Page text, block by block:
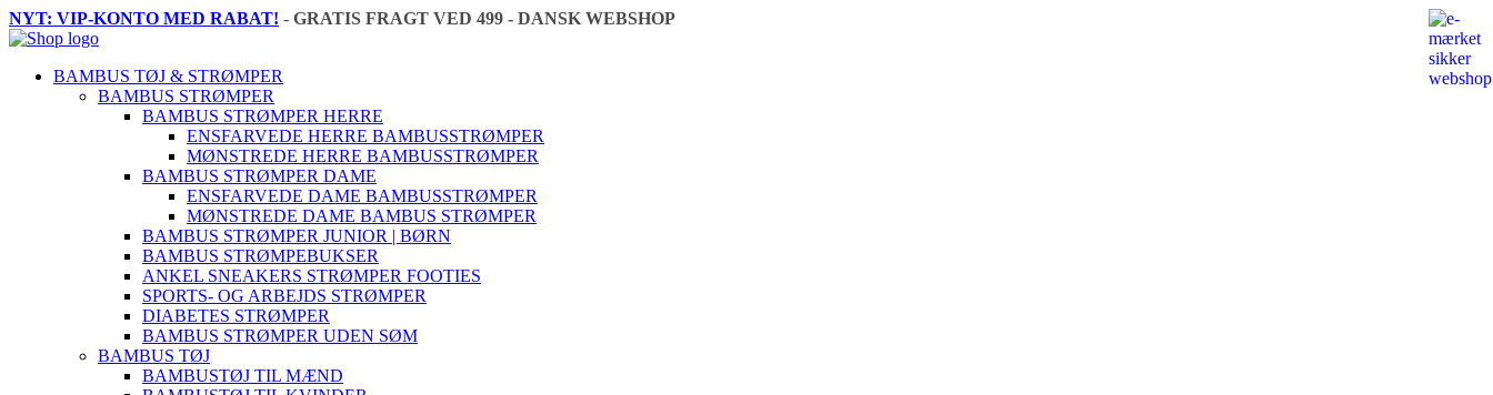
NYT: VIP-KONTO MED RABAT! - GRATIS FRAGT VED 499 - DANSK WEBSHOP
BAMBUS TØJ & STRØMPER
BAMBUS STRØMPER
BAMBUS STRØMPER HERRE
ENSFARVEDE HERRE BAMBUSSTRØMPER
MØNSTREDE HERRE BAMBUSSTRØMPER
BAMBUS STRØMPER DAME
ENSFARVEDE DAME BAMBUSSTRØMPER
MØNSTREDE DAME BAMBUS STRØMPER
BAMBUS STRØMPER JUNIOR | BØRN
BAMBUS STRØMPEBUKSER
ANKEL SNEAKERS STRØMPER FOOTIES
SPORTS- OG ARBEJDS STRØMPER
DIABETES STRØMPER
BAMBUS STRØMPER UDEN SØM
BAMBUS TØJ
BAMBUSTØJ TIL MÆND